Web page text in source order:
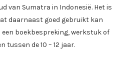
van Sumatra in Indonesië. Het is
daarnaast goed gebruikt kan
boekbespreking, werkstuk of
tussen de 10 – 12 jaar.